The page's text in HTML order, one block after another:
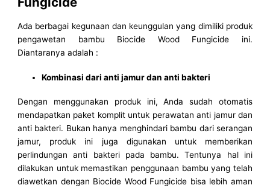
Ada berbagai kegunaan dan keunggulan yang dimiliki produk
pengawetan bambu Biocide Wood Fungicide ini.
Diantaranya adalah :
Kombinasi dari anti jamur dan anti bakteri
Dengan menggunakan produk ini, Anda sudah otomatis
mendapatkan paket komplit untuk perawatan anti jamur dan
anti bakteri. Bukan hanya menghindari bambu dari serangan
jamur, produk ini juga digunakan untuk memberikan
perlindungan anti bakteri pada bambu. Tentunya hal ini
dilakukan untuk memastikan penggunaan bambu yang telah
diawetkan dengan Biocide Wood Fungicide bisa lebih aman